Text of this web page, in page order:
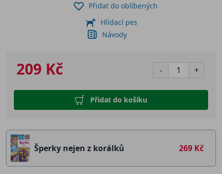
209 Kč - +
Přidat do košíku
Přidat do oblíbených
Hlídací pes
Návody
Šperky nejen z korálků 269 Kč